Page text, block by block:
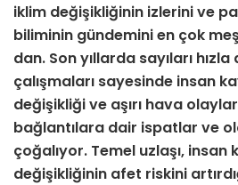
iklim değişikliğinin izlerini ve
biliminin gündemini en çok
dan. Son yıllarda sayıları
çalışmaları sayesinde insan
değişikliği ve aşırı hava
bağlantılara dair ispatlar ve
çoğalıyor. Temel uzlaşı, insan
değişikliğinin afet riskini